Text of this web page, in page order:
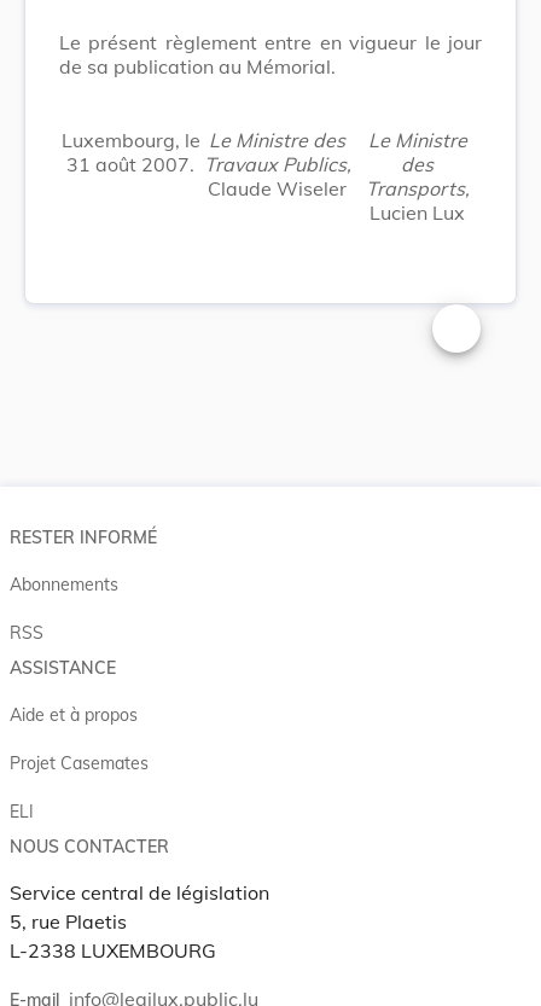
Le présent règlement entre en vigueur le jour
de sa publication au Mémorial.
Luxembourg, le
31 août 2007.
Le Ministre des
Travaux Publics,
Claude Wiseler
Le Ministre
des
Transports,
Lucien Lux
Changer la
RESTER INFORMÉ
Abonnements
RSS
ASSISTANCE
Aide et à propos
Projet Casemates
ELI
NOUS CONTACTER
Service central de législation
5, rue Plaetis
L-2338 LUXEMBOURG
E-mail info@legilux.public.lu